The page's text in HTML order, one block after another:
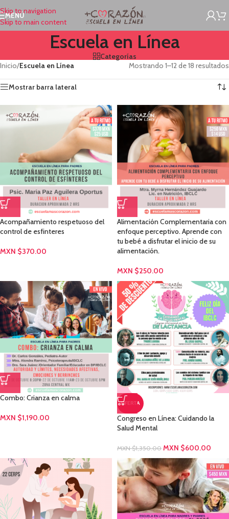
Skip to navigation
Skip to main content
MENÚ
Escuela en Línea
Categorías
Inicio/Escuela en Línea Mostrando 1–12 de 18 resultados
Mostrar barra lateral
Acompañamiento respetuoso del
control de esfinteres
MXN $370.00
Alimentación Complementaria con
enfoque perceptivo. Aprende con
tu bebé a disfrutar el inicio de su
alimentación.
MXN $250.00
Combo: Crianza en calma
MXN $1,190.00
OFERTA
Congreso en Línea: Cuidando la
Salud Mental
MXN $1,350.00 MXN $600.00